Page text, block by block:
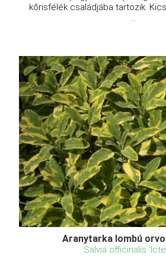
kőrisfélék családjába tartozik.
...
Aranytarka lombú
Salvia officinalis